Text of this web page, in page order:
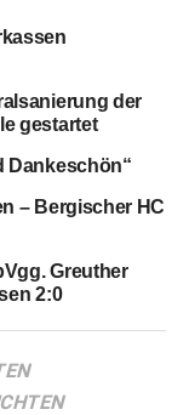
rückten Brown
und den
der
gestartet
Dankeschön“
– Bergischer HC
Greuther
2:0